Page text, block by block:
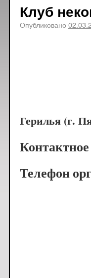
Клуб
Опубликовано
Герилья (г.
Телефон